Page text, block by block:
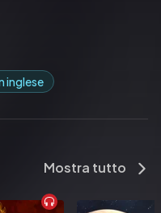
inglese
Mostra tutto